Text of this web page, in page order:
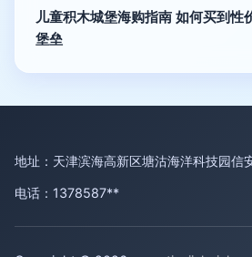
儿童积木城堡海购指南 如何买到性
堡垒
地址：天津滨海高新区塘沽海洋科技园
电话：1378587**